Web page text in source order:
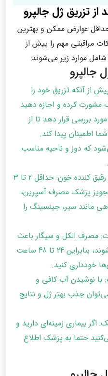
تزریق ژل جالپرو
عوارض ممکن و بهترین
مراقبتی مهم را پیش از
موارد زیر می‌شوند:
جالپرو
از آنکه تزریق خود را
مشورت کرده و اجازه دهید
بررسی قرار دهد تا از
اطمینان پیدا کند.
که دوز و ناحیه مناسب
اجتناب از مصرف داروهای رقیق کننده خون: حداقل 2 تا 3
تجویز پزشک مصرف آسپرین،
مانند سیر، جینسینگ را
مصرف الکل و سیگار باعث
افزایش کبودی و تورم می‌شوند، بنابراین 24 تا 48 ساعت
خودداری کنید.
با نوشیدن آب کافی و
جذب بهتر ژل و نتایج
اگر بیماری زمینه‌ای دارید و
حتما به پزشک اطلاع